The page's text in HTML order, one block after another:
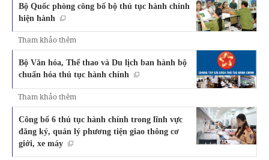
Bộ Quốc phòng công bố bộ thủ tục hành chính
hiện hành
Tham khảo thêm
Bộ Văn hóa, Thể thao và Du lịch ban hành bộ
chuẩn hóa thủ tục hành chính
Tham khảo thêm
Công bố 6 thủ tục hành chính trong lĩnh vực
đăng ký, quản lý phương tiện giao thông cơ
giới, xe máy